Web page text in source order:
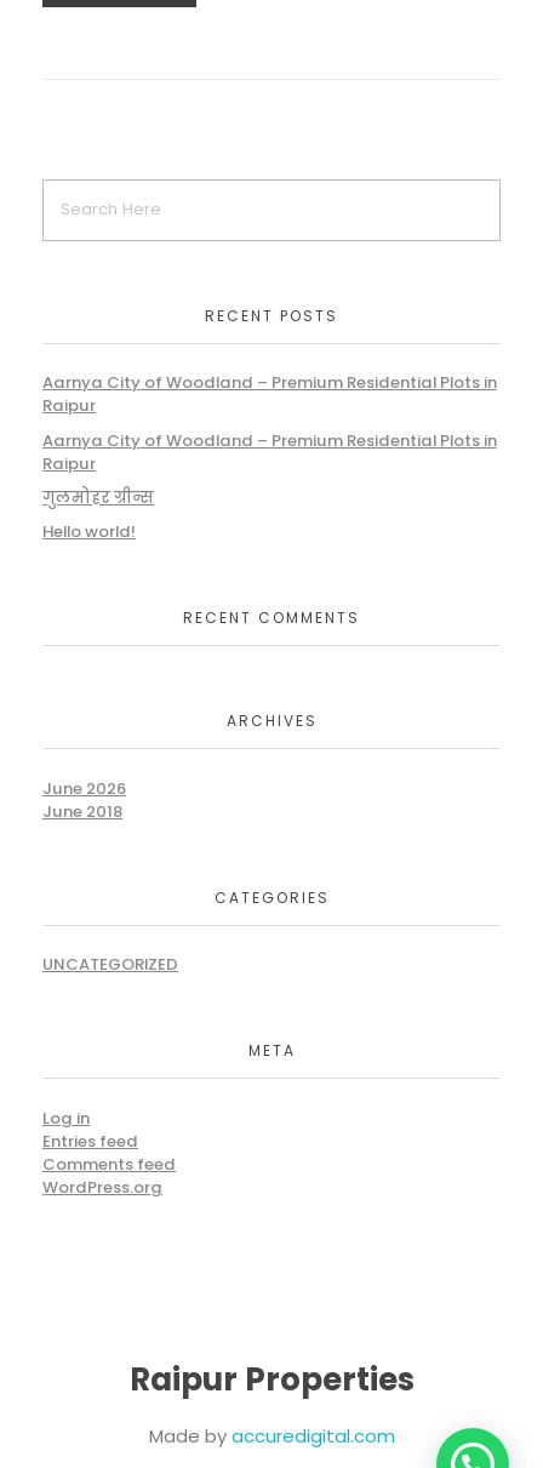
RECENT POSTS
Aarnya City of Woodland – Premium Residential Plots in
Raipur
Aarnya City of Woodland – Premium Residential Plots in
Raipur
गुलमोहर ग्रीन्स
Hello world!
RECENT COMMENTS
ARCHIVES
June 2026
June 2018
CATEGORIES
UNCATEGORIZED
META
Log in
Entries feed
Comments feed
WordPress.org
Raipur Properties
Made byaccuredigital.com